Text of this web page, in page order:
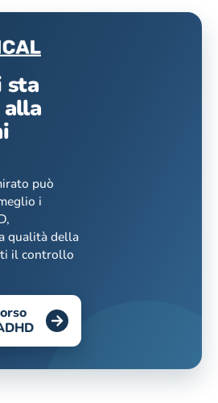
sta
può
i
qualità della
il controllo